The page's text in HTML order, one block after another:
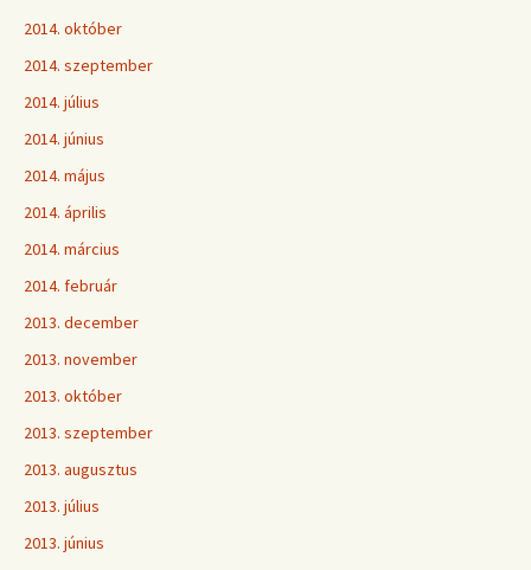
2014. október
2014. szeptember
2014. július
2014. június
2014. május
2014. április
2014. március
2014. február
2013. december
2013. november
2013. október
2013. szeptember
2013. augusztus
2013. július
2013. június